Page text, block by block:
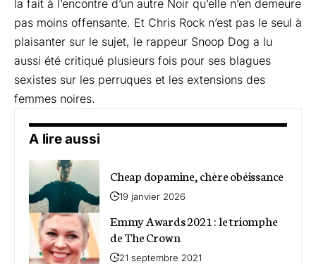
la fait à l’encontre d’un autre Noir qu’elle n’en demeure
pas moins offensante. Et Chris Rock n’est pas le seul à
plaisanter sur le sujet, le rappeur Snoop Dog a lu
aussi été critiqué plusieurs fois pour ses blagues
sexistes sur les perruques et les extensions des
femmes noires.
A lire aussi
Cheap dopamine, chère obéissance
19 janvier 2026
Emmy Awards 2021 : le triomphe
de The Crown
21 septembre 2021